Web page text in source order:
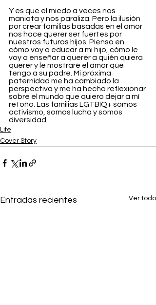
Y es que el miedo a veces nos
maniata y nos paraliza. Pero la ilusión
por crear familias basadas en el amor
nos hace querer ser fuertes por
nuestros futuros hijos. Pienso en
cómo voy a educar a mi hijo, cómo le
voy a enseñar a querer a quién quiera
querer y le mostraré el amor que
tengo a su padre. Mi próxima
paternidad me ha cambiado la
perspectiva y me ha hecho reflexionar
sobre el mundo que quiero dejar a mí
retoño. Las familias LGTBIQ+ somos
activismo, somos lucha y somos
diversidad.
Life
Cover Story
Entradas recientes Ver todo